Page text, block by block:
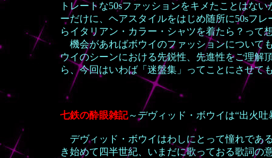
トレートな50sファッションをキメたことはな
ーだけに、ヘアスタイルをはじめ随所に50sフ
らイタリアン・カラー・シャツを着たら？って
機会があればボウイのファッションについて
ウイのシーンにおける先鋭性、先進性をご理
ら、今回はいわば「迷盤集」ってことにさせて
七鉄の酔眼雑記～ デヴィッド・ボウイは“出火吐
デヴィッド・ボウイはわしにとって憧れであ
き始めて四半世紀、いまだに歌っておる歌詞の